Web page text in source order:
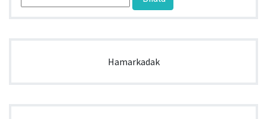
Hamarkadak